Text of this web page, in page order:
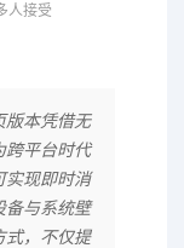
人接受
版本凭借无
跨平台时代
实现即时消
备与系统壁
式，不仅提